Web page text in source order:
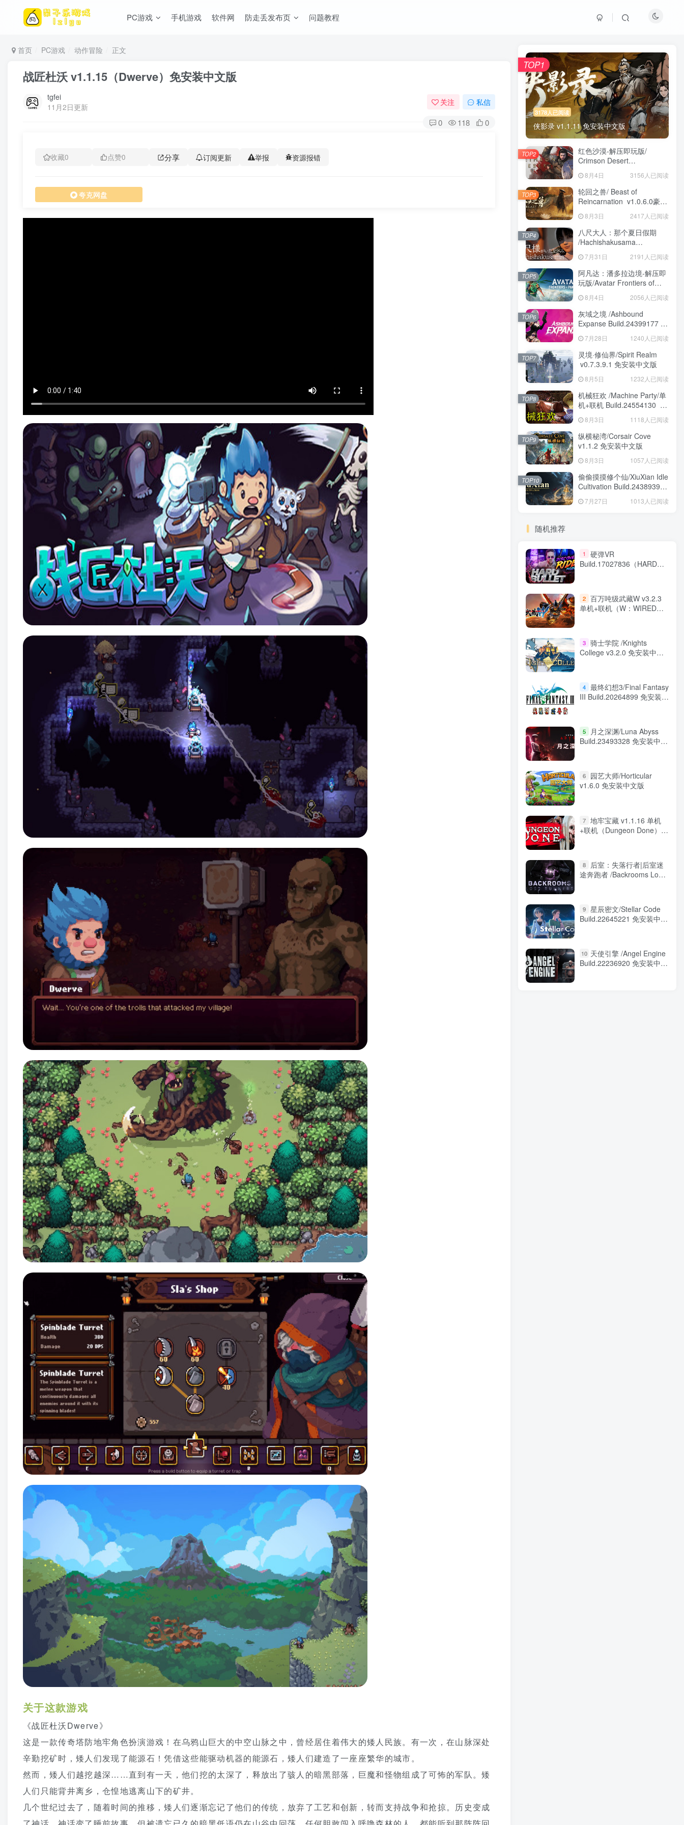
PC游戏 手机游戏 软件网 防走丢发布页 问题教程
首页 PC游戏 动作冒险 正文
战匠杜沃 v1.1.15（Dwerve）免安装中文版
tgfei
11月2日更新
关注 私信
0 118 0
收藏0 点赞0 分享 订阅更新 举报 资源报错
夸克网盘
关于这款游戏
《战匠杜沃Dwerve》
这是一款传奇塔防地牢角色扮演游戏！在乌鸦山巨大的中空山脉之中，曾经居住着伟大的矮人民族。有一次，在山脉深处
辛勤挖矿时，矮人们发现了能源石！凭借这些能驱动机器的能源石，矮人们建造了一座座繁华的城市。
然而，矮人们越挖越深……直到有一天，他们挖的太深了，释放出了骇人的暗黑部落，巨魔和怪物组成了可怖的军队。矮
人们只能背井离乡，仓惶地逃离山下的矿井。
几个世纪过去了，随着时间的推移，矮人们逐渐忘记了他们的传统，放弃了工艺和创新，转而支持战争和抢掠。历史变成
3178人已阅读
侠影录 v1.1.11 免安装中文版
TOP1
红色沙漠-解压即玩版/
Crimson Desert
安装中文版
8月4日 3156人已阅读
TOP2
轮回之兽/ Beast of
Reincarnation v1.0.6.0豪华
8月3日 2417人已阅读
TOP3
八尺大人：那个夏日假期
/Hachishakusama
版7月31日 2191人已阅读
TOP4
阿凡达：潘多拉边境-解压即
玩版/Avatar Frontiers of
安装中文版
8月4日 2056人已阅读
TOP5
灰域之境 /Ashbound
Expanse Build.24399177 免
7月28日 1240人已阅读
TOP6
灵境·修仙界/Spirit Realm
v0.7.3.9.1 免安装中文版
8月5日 1232人已阅读
TOP7
机械狂欢 /Machine Party/单
机+联机 Build.24554130 免
安装中文版
8月3日 1118人已阅读
TOP8
纵横秘湾/Corsair Cove
v1.1.2 免安装中文版
8月3日 1057人已阅读
TOP9
偷偷摸摸修个仙/XiuXian Idle
Cultivation Build.24389399
免安装中文版
7月27日 1013人已阅读
TOP10
随机推荐
1
硬弹VR
Build.17027836（HARD
2 百万吨级武藏W v3.2.3
单机+联机（W：WIRED）
3 骑士学院 /Knights
College v3.2.0 免安装中文
4 最终幻想3/Final Fantasy
III Build.20264899 免安装中
5
月之深渊/Luna Abyss
Build.23493328 免安装中文
6
园艺大师/Horticular
v1.6.0 免安装中文版
7 地牢宝藏 v1.1.16 单机
+联机（Dungeon Done）免
8
后室：失落行者|后室迷
途奔跑者‌ /Backrooms Lost
9 星辰密文/Stellar Code
Build.22645221 免安装中文
10 天使引擎 /Angel Engine
Build.22236920 免安装中文